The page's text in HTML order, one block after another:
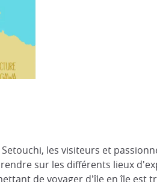
les visiteurs et
sur les différents lieux
de voyager d'île en île est